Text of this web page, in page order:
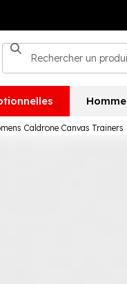
Homme
Caldrone Canvas Trainers